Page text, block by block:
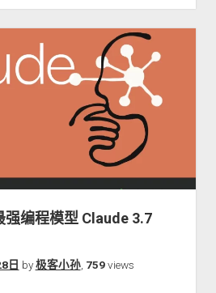
编程模型 Claude 3.7
日 by极客小孙, 759views